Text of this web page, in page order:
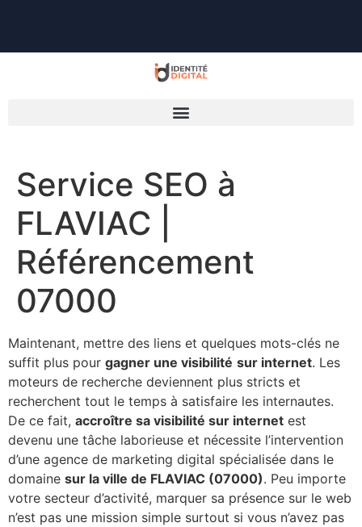
Service SEO à
FLAVIAC |
Référencement
07000
Maintenant, mettre des liens et quelques mots-clés ne
suffit plus pour gagner une visibilité sur internet. Les
moteurs de recherche deviennent plus stricts et
recherchent tout le temps à satisfaire les internautes.
De ce fait, accroître sa visibilité sur internet est
devenu une tâche laborieuse et nécessite l’intervention
d’une agence de marketing digital spécialisée dans le
domaine sur la ville de FLAVIAC (07000). Peu importe
votre secteur d’activité, marquer sa présence sur le web
n’est pas une mission simple surtout si vous n’avez pas